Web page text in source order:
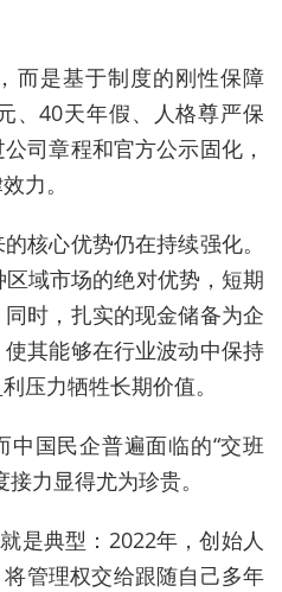
而是基于制度的刚性保障
40天年假、人格尊严保
司章程和官方公示固化，
力。
核心优势仍在持续强化。
域市场的绝对优势，短期
时，扎实的现金储备为企
其能够在行业波动中保持
压力牺牲长期价值。
国民企普遍面临的“交班
力显得尤为珍贵。
是典型：2022年，创始人
管理权交给跟随自己多年